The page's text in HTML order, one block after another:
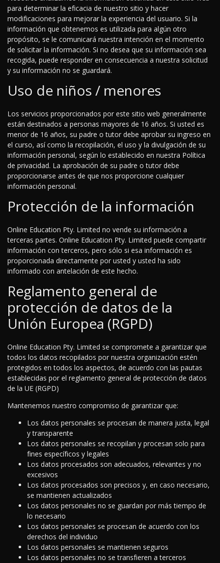
para determinar la eficacia de nuestro sitio y hacer
modificaciones para mejorar la experiencia del usuario. Si la
información que obtenemos es utilizada para algún otro
propósito, se le comunicará nuestra intención en el momento
de solicitar la información. Si no desea que su información sea
recogida, puede responder en consecuencia a nuestra solicitud
y su información no se guardará.
Uso de niños / menores
Los servicios proporcionados por este sitio web generalmente
están destinados a personas mayores de 16 años. Si usted es
menor de 16 años, su padre o tutor debe aprobar su ingreso en
el curso, así como la recopilación, el uso y la divulgación de su
información personal, según lo establecido en nuestra Política
de privacidad. La aprobación de su padre o tutor debe
proporcionarse antes de que nos proporcione cualquier
información personal.
Protección de la información
Online Education Pty. Limited no vende su información a
terceras partes. Online Education Pty. Limited puede compartir
información con terceros, pero sólo si esa información es
proporcionada directamente por usted y usted ha sido
informado con antelación de este hecho.
Reglamento general de
protección de datos de la
Unión Europea (RGPD)
Online Education Pty. Limited se compromete a garantizar que
todos los datos recopilados por nuestra organización estén
protegidos en todos los aspectos, de acuerdo con las pautas
establecidas por el reglamento general de protección de datos
de la UE (RGPD)
Mantenemos nuestro compromiso de garantizar que:
Los datos personales se procesan de manera justa, legal
y transparente
Los datos personales se recopilan y procesan solo para
fines específicos y legales
Los datos procesados son adecuados, relevantes y no
excesivos
Los datos procesados son precisos y, en caso necesario,
se mantienen actualizados
Los datos personales no se guardan por más tiempo de
lo necesario
Los datos personales se procesan de acuerdo con los
derechos del individuo
Los datos personales se mantienen seguros
Los datos personales no se transfieren a terceros